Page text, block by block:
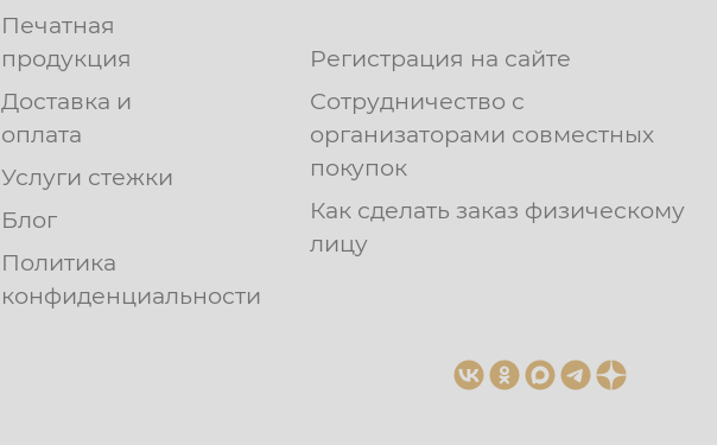
Печатная
продукция
Доставка и
оплата
Услуги стежки
Блог
Политика
конфиденциальности
Регистрация на сайте
Сотрудничество с
организаторами совместных
покупок
Как сделать заказ физическому
лицу